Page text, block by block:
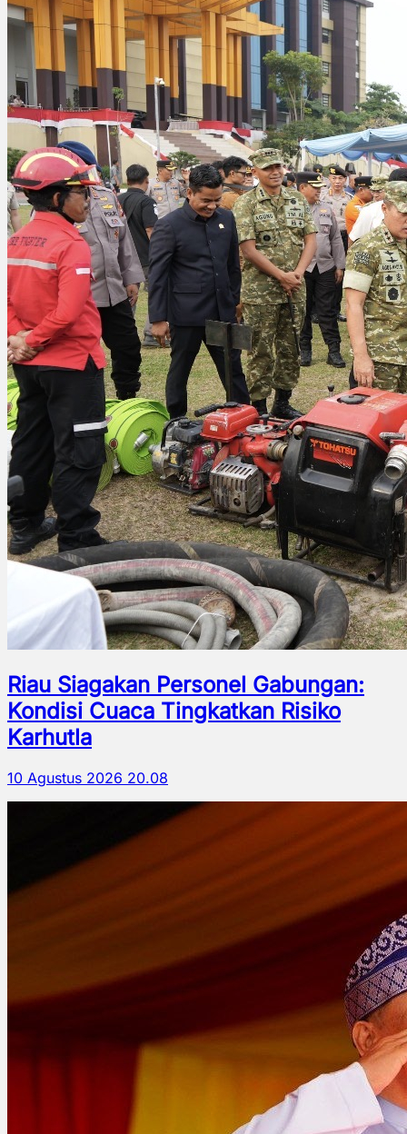
Riau Siagakan Personel Gabungan:
Kondisi Cuaca Tingkatkan Risiko
Karhutla
10 Agustus 2026 20.08